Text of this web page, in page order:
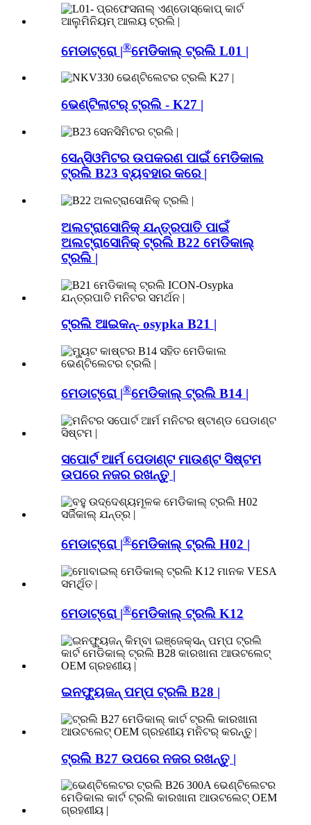
ମେଡାଟ୍ରୋ |®ମେଡିକାଲ୍ ଟ୍ରଲି L01 |
ଭେଣ୍ଟିଲାଟର୍ ଟ୍ରଲି - K27 |
ସେନ୍ସିଓମିଟର ଉପକରଣ ପାଇଁ ମେଡିକାଲ
ଟ୍ରଲି B23 ବ୍ୟବହାର କରେ |
ଅଲଟ୍ରାସୋନିକ୍ ଯନ୍ତ୍ରପାତି ପାଇଁ
ଅଲଟ୍ରାସୋନିକ୍ ଟ୍ରଲି B22 ମେଡିକାଲ୍
ଟ୍ରଲି |
ଟ୍ରଲି ଆଇକନ୍- osypka B21 |
ମେଡାଟ୍ରୋ |®ମେଡିକାଲ୍ ଟ୍ରଲି B14 |
ସପୋର୍ଟ ଆର୍ମ ପେଡାଣ୍ଟ ମାଉଣ୍ଟ ସିଷ୍ଟମ
ଉପରେ ନଜର ରଖନ୍ତୁ |
ମେଡାଟ୍ରୋ |®ମେଡିକାଲ୍ ଟ୍ରଲି H02 |
ମେଡାଟ୍ରୋ |®ମେଡିକାଲ୍ ଟ୍ରଲି K12
ଇନଫ୍ୟୁଜନ୍ ପମ୍ପ ଟ୍ରଲି B28 |
ଟ୍ରଲି B27 ଉପରେ ନଜର ରଖନ୍ତୁ |